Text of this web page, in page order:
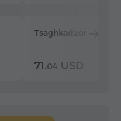
Tsaghkadzor
71.04 USD